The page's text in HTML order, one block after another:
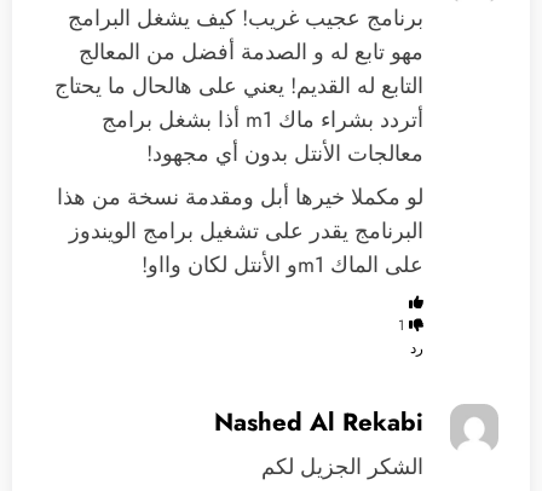
برنامج عجيب غريب! كيف يشغل البرامج
مهو تابع له و الصدمة أفضل من المعالج
التابع له القديم! يعني على هالحال ما يحتاج
أتردد بشراء ماك m1 أذا بشغل برامج
معالجات الأنتل بدون أي مجهود!
لو مكملا خيرها أبل ومقدمة نسخة من هذا
البرنامج يقدر على تشغيل برامج الويندوز
على الماك m1و الأنتل لكان وااو!
1
رد
Nashed Al Rekabi
الشكر الجزيل لكم